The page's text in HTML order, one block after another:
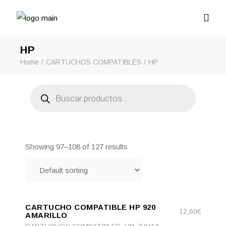
HP
Home CARTUCHOS COMPATIBLES HP
productos
Showing 97–108 of 127 results
CART
CARTUCHO COMPATIBLE HP 920
AMARILLO
12,60€